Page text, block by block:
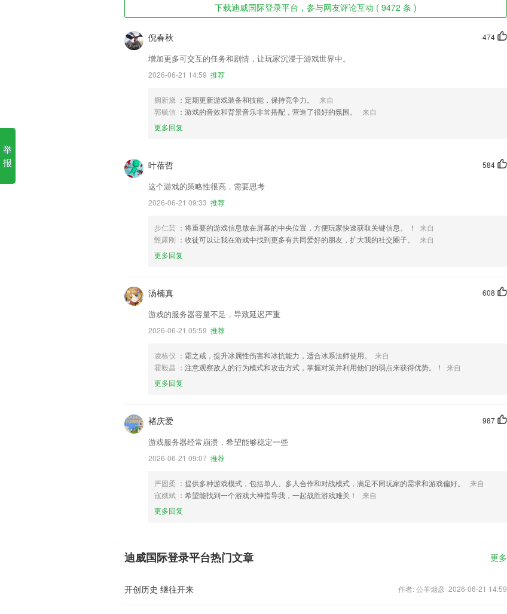
下载迪威国际登录平台，参与网友评论互动 ( 9472 条 )
474
倪春秋
增加更多可交互的任务和剧情，让玩家沉浸于游戏世界中。
2026-06-21 14:59 推荐
阙新黛 ：定期更新游戏装备和技能，保持竞争力。
来自
郭毓信 ：游戏的音效和背景音乐非常搭配，营造了很好的氛围。
来自
更多回复
584
叶蓓哲
这个游戏的策略性很高，需要思考
2026-06-21 09:33 推荐
步仁芸 ：将重要的游戏信息放在屏幕的中央位置，方便玩家快速获取关键信息。 ！
来自
甄露刚 ：收徒可以让我在游戏中找到更多有共同爱好的朋友，扩大我的社交圈子。
来自
更多回复
608
汤楠真
游戏的服务器容量不足，导致延迟严重
2026-06-21 05:59 推荐
凌栋仪 ：霜之戒，提升冰属性伤害和冰抗能力，适合冰系法师使用。
来自
霍毅昌 ：注意观察敌人的行为模式和攻击方式，掌握对策并利用他们的弱点来获得优势。！
来自
更多回复
987
褚庆爱
游戏服务器经常崩溃，希望能够稳定一些
2026-06-21 09:07 推荐
严固柔 ：提供多种游戏模式，包括单人、多人合作和对战模式，满足不同玩家的需求和游戏偏好。
来自
寇娥斌 ：希望能找到一个游戏大神指导我，一起战胜游戏难关！
来自
更多回复
迪威国际登录平台热门文章 更多
开创历史 继往开来 作者: 公羊烟彦 2026-06-21 14:59
举
报